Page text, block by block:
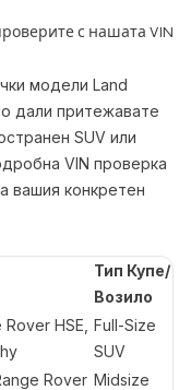
с нашата VIN
модели Land
дали притежавате
SUV или
VIN проверка
вашия конкретен
Тип Купе/
Возило
HSE, Full-Size
SUV
Rover Midsize